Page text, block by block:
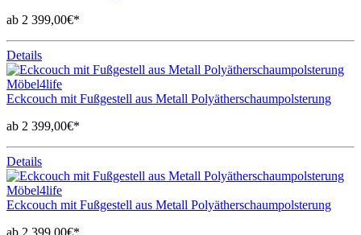
ab 2 399,00€*
Details
Möbel4life
Eckcouch mit Fußgestell aus Metall Polyätherschaumpolsterung
ab 2 399,00€*
Details
Möbel4life
Eckcouch mit Fußgestell aus Metall Polyätherschaumpolsterung
ab 2 399,00€*